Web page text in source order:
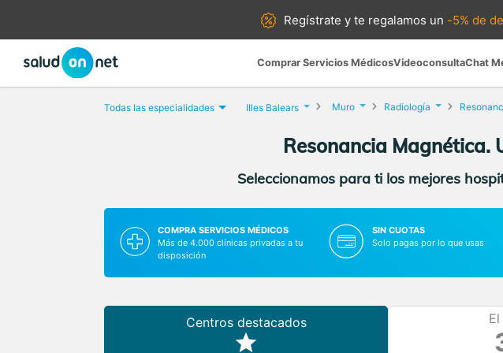
Regístrate yte regalamos un -5% de
Comprar Servicios MédicosVideoconsultaChat
Todas las especialidades Illes Balears Muro Radiología
Resonancia Magnética.
Seleccionamos para ti los mejores
COMPRA SERVICIOS MÉDICOS
Más de 4.000 clínicas privadas a tu
disposición
SIN CUOTAS
Solo pagas por lo que usas
Centros destacados